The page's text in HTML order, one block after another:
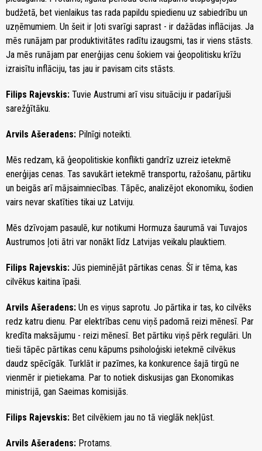
budžetā, bet vienlaikus tas rada papildu spiedienu uz sabiedrību un
uzņēmumiem. Un šeit ir ļoti svarīgi saprast - ir dažādas inflācijas. Ja
mēs runājam par produktivitātes radītu izaugsmi, tas ir viens stāsts.
Ja mēs runājam par enerģijas cenu šokiem vai ģeopolitisku krīžu
izraisītu inflāciju, tas jau ir pavisam cits stāsts.
Filips Rajevskis: Tuvie Austrumi arī visu situāciju ir padarījuši
sarežģītāku.
Arvils Ašeradens: Pilnīgi noteikti.
Mēs redzam, kā ģeopolitiskie konflikti gandrīz uzreiz ietekmē
enerģijas cenas. Tas savukārt ietekmē transportu, ražošanu, pārtiku
un beigās arī mājsaimniecības. Tāpēc, analizējot ekonomiku, šodien
vairs nevar skatīties tikai uz Latviju.
Mēs dzīvojam pasaulē, kur notikumi Hormuza šaurumā vai Tuvajos
Austrumos ļoti ātri var nonākt līdz Latvijas veikalu plauktiem.
Filips Rajevskis: Jūs pieminējāt pārtikas cenas. Šī ir tēma, kas
cilvēkus kaitina īpaši.
Arvils Ašeradens: Un es viņus saprotu. Jo pārtika ir tas, ko cilvēks
redz katru dienu. Par elektrības cenu viņš padomā reizi mēnesī. Par
kredīta maksājumu - reizi mēnesī. Bet pārtiku viņš pērk regulāri. Un
tieši tāpēc pārtikas cenu kāpums psiholoģiski ietekmē cilvēkus
daudz spēcīgāk. Turklāt ir pazīmes, ka konkurence šajā tirgū ne
vienmēr ir pietiekama. Par to notiek diskusijas gan Ekonomikas
ministrijā, gan Saeimas komisijās.
Filips Rajevskis: Bet cilvēkiem jau no tā vieglāk nekļūst.
Arvils Ašeradens: Protams.